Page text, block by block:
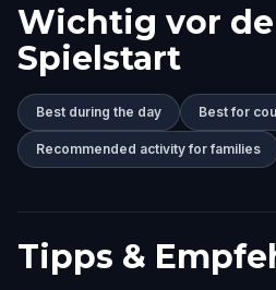
Wichtig vor
Spielstart
Best during the day Best for
Recommended activity for families
Tipps &